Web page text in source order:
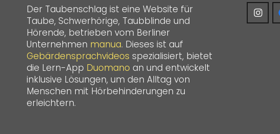
Der Taubenschlag ist eine Website für
Taube, Schwerhörige, Taubblinde und
Hörende, betrieben vom Berliner
Unternehmen manua. Dieses ist auf
Gebärdensprachvideos spezialisiert, bietet
die Lern-App Duomano an und entwickelt
inklusive Lösungen, um den Alltag von
Menschen mit Hörbehinderungen zu
erleichtern.